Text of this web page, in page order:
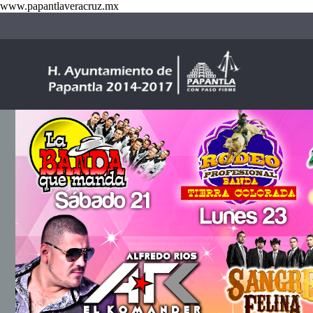
www.papantlaveracruz.mx